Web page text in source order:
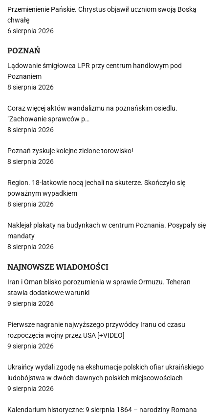
Przemienienie Pańskie. Chrystus objawił uczniom swoją Boską
chwałę
6 sierpnia 2026
POZNAŃ
Lądowanie śmigłowca LPR przy centrum handlowym pod
Poznaniem
8 sierpnia 2026
Coraz więcej aktów wandalizmu na poznańskim osiedlu.
"Zachowanie sprawców p…
8 sierpnia 2026
Poznań zyskuje kolejne zielone torowisko!
8 sierpnia 2026
Region. 18-latkowie nocą jechali na skuterze. Skończyło się
poważnym wypadkiem
8 sierpnia 2026
Naklejał plakaty na budynkach w centrum Poznania. Posypały się
mandaty
8 sierpnia 2026
NAJNOWSZE WIADOMOŚCI
Iran i Oman blisko porozumienia w sprawie Ormuzu. Teheran
stawia dodatkowe warunki
9 sierpnia 2026
Pierwsze nagranie najwyższego przywódcy Iranu od czasu
rozpoczęcia wojny przez USA [+VIDEO]
9 sierpnia 2026
Ukraińcy wydali zgodę na ekshumacje polskich ofiar ukraińskiego
ludobójstwa w dwóch dawnych polskich miejscowościach
9 sierpnia 2026
Kalendarium historyczne: 9 sierpnia 1864 – narodziny Romana